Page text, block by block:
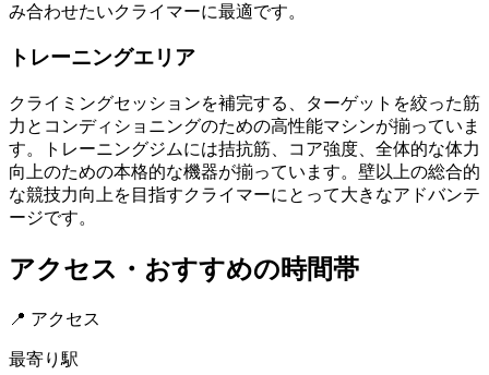
み合わせたいクライマーに最適です。
トレーニングエリア
クライミングセッションを補完する、ターゲットを絞った筋
力とコンディショニングのための高性能マシンが揃っていま
す。トレーニングジムには拮抗筋、コア強度、全体的な体力
向上のための本格的な機器が揃っています。壁以上の総合的
な競技力向上を目指すクライマーにとって大きなアドバンテ
ージです。
アクセス・おすすめの時間帯
📍 アクセス
最寄り駅